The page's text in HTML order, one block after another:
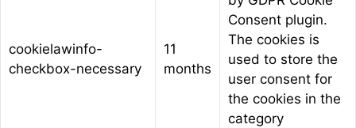
cookielawinfo-
checkbox-necessary
11
months
Consent plugin.
The cookies is
used to store the
user consent for
the cookies in the
category